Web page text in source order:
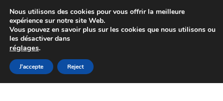
Colissimo livraison à partir de 7 EUR
Du lundi au vendredi de 9 h à 16 h
Aller
à
Aller
au
Nous utilisons des cookies pour vous offrir la meilleure
expérience sur notre site Web.
Vous pouvez en savoir plus sur les cookies que nous utilisons ou
les désactiver dans
réglages.
J'accepte Reject